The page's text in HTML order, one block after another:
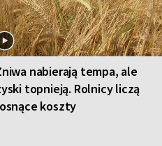
nabierają tempa, ale
topnieją. Rolnicy liczą
koszty